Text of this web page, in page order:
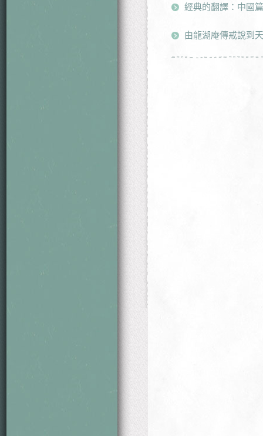
經典的翻譯：中國篇
由龍湖庵傳戒說到